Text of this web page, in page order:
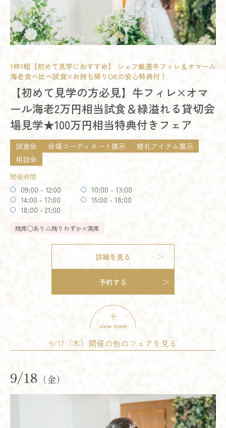
試食会 会場コーディネート展示
婚礼アイテム展示
相談会
開催時間
17:00 - 20:00
残席◯あり △残りわずか×満席
詳細を見る
試食会 会場コーディネート展示
相談会
14:00 - 17:00
模擬挙式 模擬披露宴
試食会
会場コーディネート展示
婚礼アイテム展示
相談会
お得なご来館特典プレゼント
開催時間
09:00 - 12:00
10:00 - 13:00
14:00 - 17:00
15:00 - 16:00
18:00 - 21:00
残席◯あり
詳細を見る
予約する
1枠1組【初めて見学におすすめ】 シェフ厳選牛フィレ＆オマール
海老食べ比べ試食×お持ち帰りOKの安心特典付！
【初めて見学の方必見】牛フィレ×オマ
ール海老2万円相当試食＆緑溢れる貸切会
場見学★100万円相当特典付きフェア
試食会 会場コーディネート展示
婚礼アイテム展示
相談会
開催時間
09:00 - 12:00
10:00 - 13:00
14:00 - 17:00
15:00 - 18:00
18:00 - 21:00
残席◯あり △残りわずか×満席
詳細を見る
予約する
9/17（木）開催の他のフェアを見る
9/18 （金）